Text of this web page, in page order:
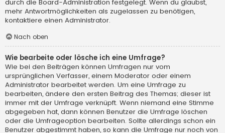
durch die Board-Administration festgelegt. Wenn du glaubst,
mehr Antwortmöglichkeiten als zugelassen zu benötigen,
kontaktiere einen Administrator.
Nach oben
Wie bearbeite oder lösche ich eine Umfrage?
Wie bei den Beiträgen können Umfragen nur vom
ursprünglichen Verfasser, einem Moderator oder einem
Administrator bearbeitet werden. Um eine Umfrage zu
bearbeiten, ändere den ersten Beitrag des Themas; dieser ist
immer mit der Umfrage verknüpft. Wenn niemand eine Stimme
abgegeben hat, dann können Benutzer die Umfrage löschen
oder die Umfrageoption bearbeiten. Sollte allerdings schon ein
Benutzer abgestimmt haben, so kann die Umfrage nur noch von